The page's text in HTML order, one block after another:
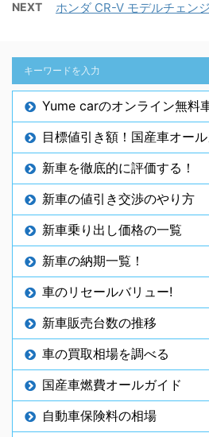
NEXT ホンダ CR-V モデルチェン
Yume carのオンライン無料
目標値引き額！国産車オー
新車を徹底的に評価する！
新車の値引き交渉のやり方
新車乗り出し価格の一覧
新車の納期一覧！
車のリセールバリュー!
新車販売台数の推移
車の買取相場を調べる
国産車燃費オールガイド
自動車保険料の相場